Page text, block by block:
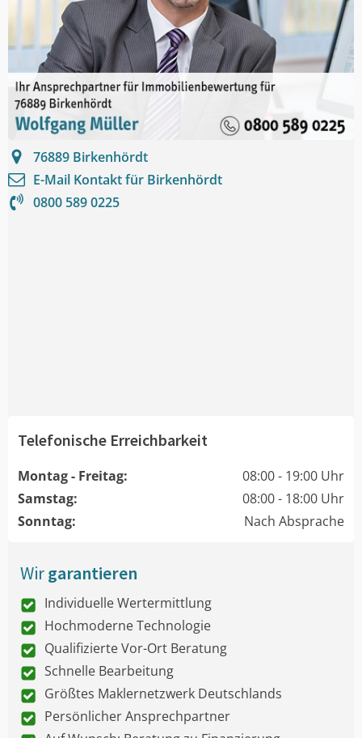
76889 Birkenhördt
E-Mail Kontakt für Birkenhördt
0800 589 0225
Telefonische Erreichbarkeit
Montag - Freitag:
08:00 - 19:00 Uhr
Samstag:
08:00 - 18:00 Uhr
Sonntag:
Nach Absprache
Wirgarantieren
Individuelle Wertermittlung
Hochmoderne Technologie
Qualifizierte Vor-Ort Beratung
Schnelle Bearbeitung
Größtes Maklernetzwerk Deutschlands
Persönlicher Ansprechpartner